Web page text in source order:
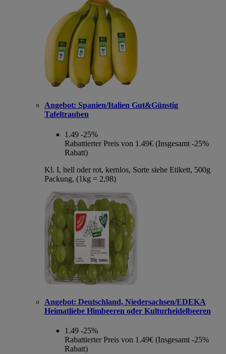
Angebot: Spanien/Italien Gut&Günstig
Tafeltrauben
1.49 -25%
Rabattierter Preis von 1.49€ (Insgesamt -25%
Rabatt)
Kl. I, hell oder rot, kernlos, Sorte siehe Etikett, 500g
Packung, (1kg = 2,98)
Angebot: Deutschland, Niedersachsen/EDEKA
Heimatliebe Himbeeren oder Kulturheidelbeeren
1.49 -25%
Rabattierter Preis von 1.49€ (Insgesamt -25%
Rabatt)